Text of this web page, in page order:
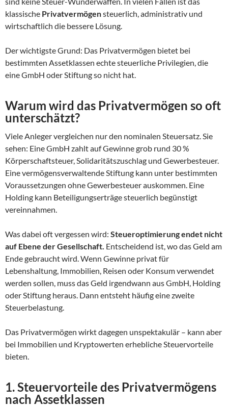
klassische Privatvermögensteuerlich, administrativ und
wirtschaftlich die bessere Lösung.
Der wichtigste Grund: Das Privatvermögen bietet bei
bestimmten Assetklassen echte steuerliche Privilegien, die
eine GmbH oder Stiftung so nicht hat.
Warum wird das Privatvermögen so oft
unterschätzt?
Viele Anleger vergleichen nur den nominalen Steuersatz. Sie
sehen: Eine GmbH zahlt auf Gewinne grob rund 30 %
Körperschaftsteuer, Solidaritätszuschlag und Gewerbesteuer.
Eine vermögensverwaltende Stiftung kann unter bestimmten
Voraussetzungen ohne Gewerbesteuer auskommen. Eine
Holding kann Beteiligungserträge steuerlich begünstigt
vereinnahmen.
Was dabei oft vergessen wird: Steueroptimierung endet nicht
auf Ebene der Gesellschaft. Entscheidend ist, wo das Geld am
Ende gebraucht wird. Wenn Gewinne privat für
Lebenshaltung, Immobilien, Reisen oder Konsum verwendet
werden sollen, muss das Geld irgendwann aus GmbH, Holding
oder Stiftung heraus. Dann entsteht häufig eine zweite
Steuerbelastung.
Das Privatvermögen wirkt dagegen unspektakulär – kann aber
bei Immobilien und Kryptowerten erhebliche Steuervorteile
bieten.
1. Steuervorteile des Privatvermögens
nach Assetklassen